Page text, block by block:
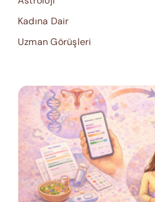
Kadına Dair
Uzman Görüşleri